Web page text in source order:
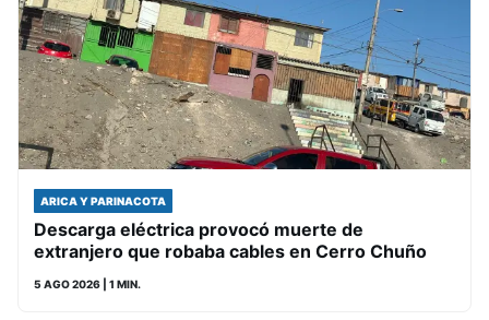
ARICA Y PARINACOTA
Descarga eléctrica provocó muerte de
extranjero que robaba cables en Cerro Chuño
5 AGO 2026 | 1 MIN.